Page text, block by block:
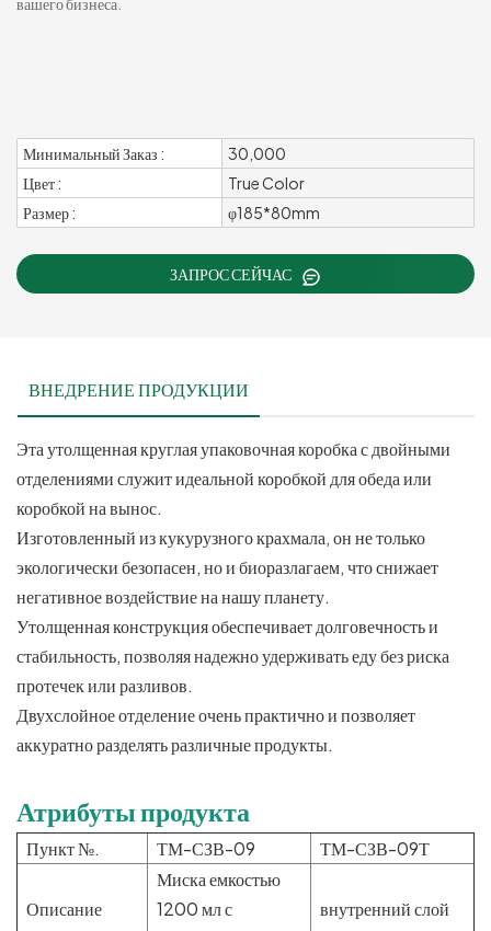
Минимальный Заказ :
30,000
Цвет :
True Color
Размер :
φ185*80mm
ЗАПРОС СЕЙЧАС
ВНЕДРЕНИЕ ПРОДУКЦИИ
Эта утолщенная круглая упаковочная коробка с двойными
отделениями служит идеальной коробкой для обеда или
коробкой на вынос.
Изготовленный из кукурузного крахмала, он не только
экологически безопасен, но и биоразлагаем, что снижает
негативное воздействие на нашу планету.
Утолщенная конструкция обеспечивает долговечность и
стабильность, позволяя надежно удерживать еду без риска
протечек или разливов.
Двухслойное отделение очень практично и позволяет
аккуратно разделять различные продукты.
Атрибуты продукта
Пункт №. ТМ-СЗВ-09 ТМ-СЗВ-09Т
Описание
Миска емкостью
1200 мл с
внутренний слой